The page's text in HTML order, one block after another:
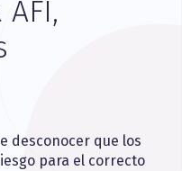
desconocer que los
para el correcto